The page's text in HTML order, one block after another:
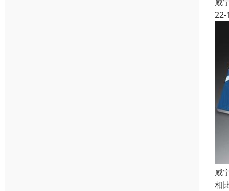
22-
咸
相